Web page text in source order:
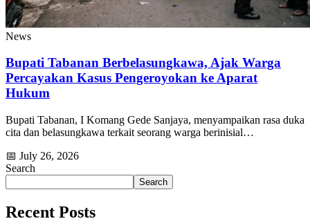
News
Bupati Tabanan Berbelasungkawa, Ajak Warga
Percayakan Kasus Pengeroyokan ke Aparat
Hukum
Bupati Tabanan, I Komang Gede Sanjaya, menyampaikan rasa duka
cita dan belasungkawa terkait seorang warga berinisial…
📅 July 26, 2026
Search
Search
Recent Posts